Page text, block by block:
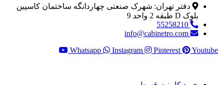
دفتر تهران: شهرک صنعتی چهاردانگه ساختمان کاسپین
بلوک D طبقه 2 واحد 9
55258210
info@cabinetro.com
Whatsapp
Instagram Pinterest Youtube